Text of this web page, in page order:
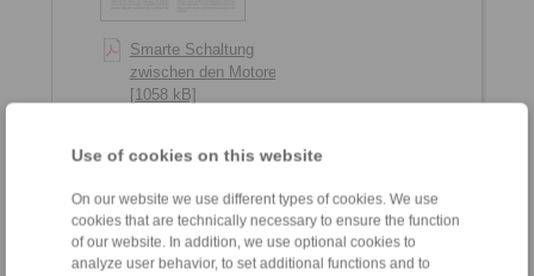
Use of cookies on this website
On our website we use different types of cookies. We use
cookies that are technically necessary to ensure the function
of our website. In addition, we use optional cookies to
analyze user behavior, to set additional functions and to
Smarte Schaltung
zwischen den Motoren
[1058 kB]
motors [1035 kB]
2019-03